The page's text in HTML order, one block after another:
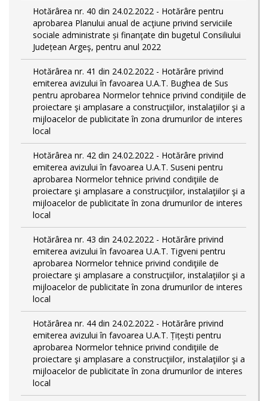
Hotărârea nr. 40 din 24.02.2022 - Hotărâre pentru
aprobarea Planului anual de acţiune privind serviciile
sociale administrate și finanţate din bugetul Consiliului
Județean Argeş, pentru anul 2022
Hotărârea nr. 41 din 24.02.2022 - Hotărâre privind
emiterea avizului în favoarea U.A.T. Bughea de Sus
pentru aprobarea Normelor tehnice privind condiţiile de
proiectare şi amplasare a construcţiilor, instalaţiilor şi a
mijloacelor de publicitate în zona drumurilor de interes
local
Hotărârea nr. 42 din 24.02.2022 - Hotărâre privind
emiterea avizului în favoarea U.A.T. Suseni pentru
aprobarea Normelor tehnice privind condiţiile de
proiectare şi amplasare a construcţiilor, instalaţiilor şi a
mijloacelor de publicitate în zona drumurilor de interes
local
Hotărârea nr. 43 din 24.02.2022 - Hotărâre privind
emiterea avizului în favoarea U.A.T. Tigveni pentru
aprobarea Normelor tehnice privind condiţiile de
proiectare şi amplasare a construcţiilor, instalaţiilor şi a
mijloacelor de publicitate în zona drumurilor de interes
local
Hotărârea nr. 44 din 24.02.2022 - Hotărâre privind
emiterea avizului în favoarea U.A.T. Țițești pentru
aprobarea Normelor tehnice privind condiţiile de
proiectare şi amplasare a construcţiilor, instalaţiilor şi a
mijloacelor de publicitate în zona drumurilor de interes
local